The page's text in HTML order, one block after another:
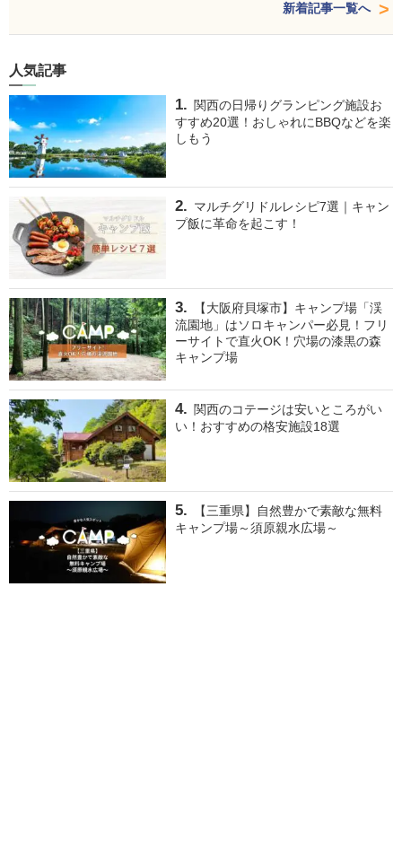
新着記事一覧へ
人気記事
関西の日帰りグランピング施設お
すすめ20選！おしゃれにBBQなどを楽
しもう
マルチグリドルレシピ7選｜キャン
プ飯に革命を起こす！
【大阪府貝塚市】キャンプ場「渓
流園地」はソロキャンパー必見！フリ
ーサイトで直火OK！穴場の漆黒の森
キャンプ場
関西のコテージは安いところがい
い！おすすめの格安施設18選
【三重県】自然豊かで素敵な無料
キャンプ場～須原親水広場～